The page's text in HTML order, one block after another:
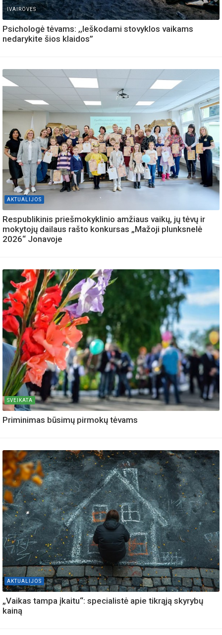
IVAIROVES
Psichologė tėvams: ,,Ieškodami stovyklos vaikams
nedarykite šios klaidos”
AKTUALIJOS
Respublikinis priešmokyklinio amžiaus vaikų, jų tėvų ir
mokytojų dailaus rašto konkursas „Mažoji plunksnelė
2026“ Jonavoje
SVEIKATA
Priminimas būsimų pirmokų tėvams
AKTUALIJOS
„Vaikas tampa įkaitu“: specialistė apie tikrąją skyrybų
kainą